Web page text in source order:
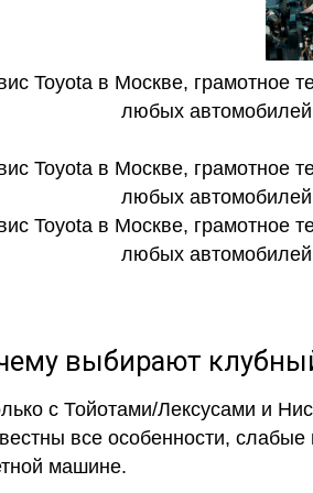
выбирают
с Тойотами/Лексусами и
все особенности,
машине.